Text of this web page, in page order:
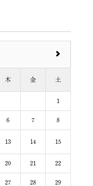
木 金 土
1
6 7 8
13 14 15
20 21 22
27 28 29